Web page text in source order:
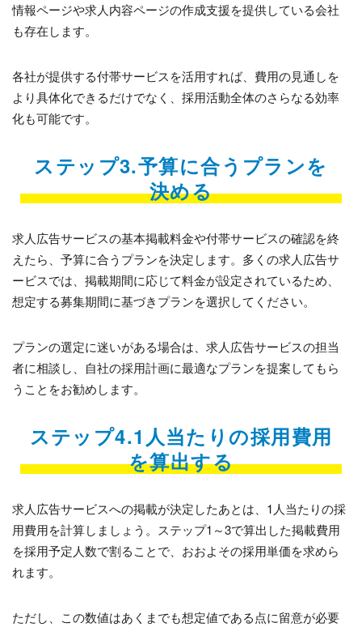
情報ページや求人内容ページの作成支援を提供している会社
も存在します。
各社が提供する付帯サービスを活用すれば、費用の見通しを
より具体化できるだけでなく、採用活動全体のさらなる効率
化も可能です。
ステップ3.予算に合うプランを
決める
求人広告サービスの基本掲載料金や付帯サービスの確認を終
えたら、予算に合うプランを決定します。多くの求人広告サ
ービスでは、掲載期間に応じて料金が設定されているため、
想定する募集期間に基づきプランを選択してください。
プランの選定に迷いがある場合は、求人広告サービスの担当
者に相談し、自社の採用計画に最適なプランを提案してもら
うことをお勧めします。
ステップ4.1人当たりの採用費用
を算出する
求人広告サービスへの掲載が決定したあとは、1人当たりの採
用費用を計算しましょう。ステップ1～3で算出した掲載費用
を採用予定人数で割ることで、おおよその採用単価を求めら
れます。
ただし、この数値はあくまでも想定値である点に留意が必要